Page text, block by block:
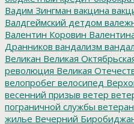
Вадим Зингман вакцина
Валдгеймский детдом
Валентин Коровин
Дранников вандализм
Великан Великая
революция Великая
велопробег велосипед
весенний призыв ветер
пограничной службы
жилье Вечерний